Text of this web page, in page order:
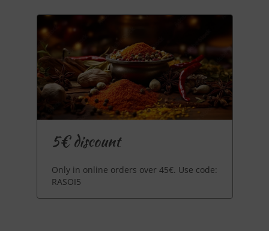
5€ discount
Only in online orders over 45€. Use code:
RASOI5